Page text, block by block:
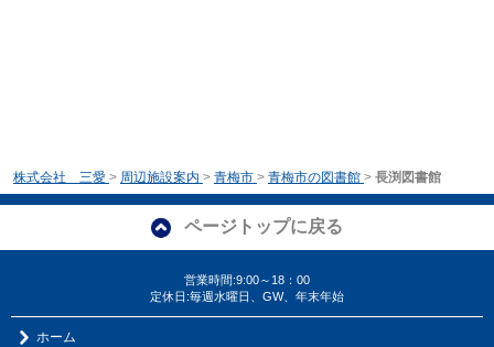
株式会社 三愛 > 周辺施設案内 > 青梅市 > 青梅市の図書館 > 長渕図書館
ページトップに戻る
営業時間:9:00～18：00
定休日:毎週水曜日、GW、年末年始
ホーム